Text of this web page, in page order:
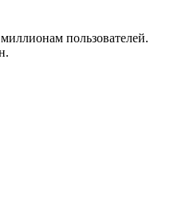
пользователей.